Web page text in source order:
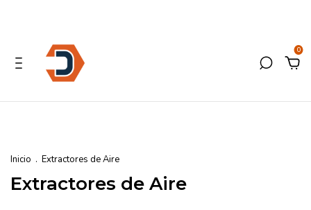
0
Inicio . Extractores de Aire
Extractores de Aire